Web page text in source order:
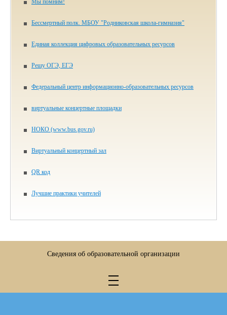
Мы помним!
Бессмертный полк. МБОУ "Родниковская школа-гимназия"
Единая коллекция цифровых образовательных ресурсов
Решу ОГЭ, ЕГЭ
Федеральный центр информационно-образовательных ресурсов
виртуальные концертные площадки
НОКО (www.bus.gov.ru)
Виртуальный концертный зал
QR код
Лучшие практики учителей
Сведения об образовательной организации